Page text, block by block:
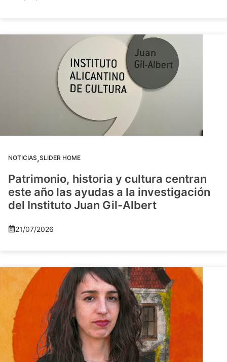
NOTICIAS,SLIDER HOME
Patrimonio, historia y cultura centran
este año las ayudas a la investigación
del Instituto Juan Gil-Albert
21/07/2026